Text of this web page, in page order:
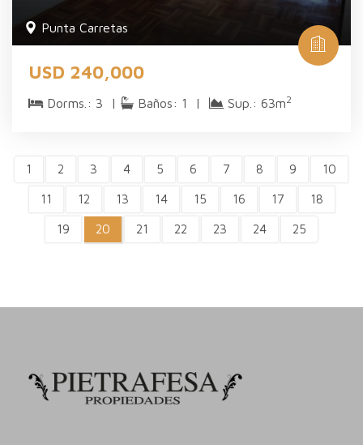
Punta Carretas
USD 240,000
Dorms.: 3 | Baños: 1 | Sup.: 63m2
1 2 3 4 5 6 7 8 9 10
11 12 13 14 15 16 17 18
19 20 21 22 23 24 25